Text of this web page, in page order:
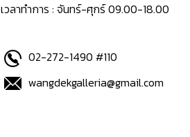
เวลาทำการ : จันทร์-ศุกร์ 09.00-18.00
02-272-1490 #110
wangdekgalleria@gmail.com